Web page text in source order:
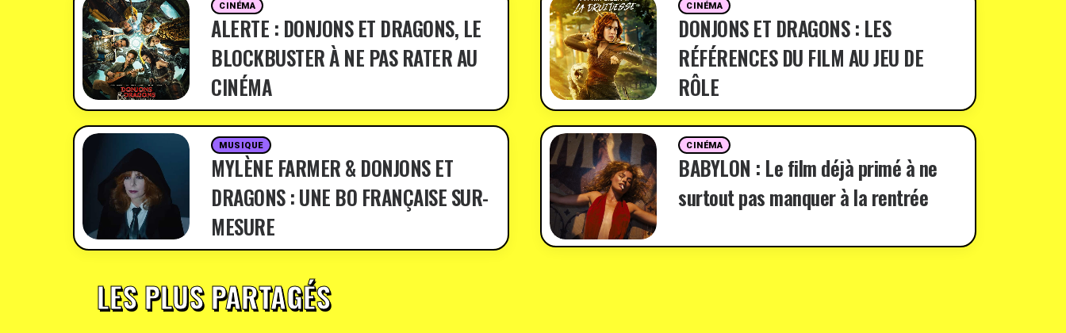
CINÉMA
ALERTE : DONJONS ET DRAGONS, LE
BLOCKBUSTER À NE PAS RATER AU
CINÉMA
CINÉMA
DONJONS ET DRAGONS : LES
RÉFÉRENCES DU FILM AU JEU DE
RÔLE
MUSIQUE
MYLÈNE FARMER & DONJONS ET
DRAGONS : UNE BO FRANÇAISE SUR-
MESURE
CINÉMA
BABYLON : Le film déjà primé à ne
surtout pas manquer à la rentrée
LES PLUS PARTAGÉS